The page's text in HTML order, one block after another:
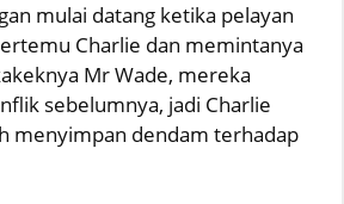
mulai datang ketika pelayan
Charlie dan memintanya
Mr Wade, mereka
sebelumnya, jadi Charlie
menyimpan dendam terhadap